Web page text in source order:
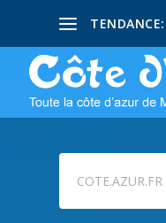
TENDANCE:
COTE.AZUR.FR